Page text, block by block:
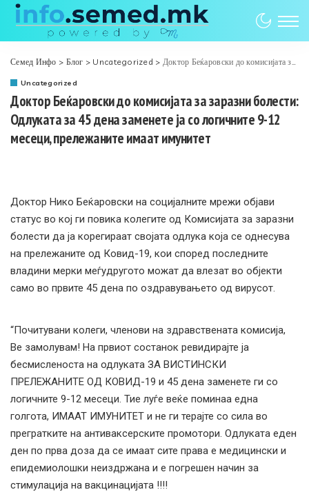
Семед Инфо > Блог > Uncategorized > Доктор Беќаровски до комисијата за заразни болести: Одлуката за 45 дена заменете ја со логичните 9-12 месеци, прележаните имаат имунитет
Uncategorized
Доктор Беќаровски до комисијата за заразни болести:
Одлуката за 45 дена заменете ја со логичните 9-12
месеци, прележаните имаат имунитет
Доктор Нико Беќаровски на социјалните мрежи објави
статус во кој ги повика колегите од Комисијата за заразни
болести да ја корегираат својата одлука која се однесува
на прележаните од Ковид-19, кои според последните
владини мерки меѓудругото можат да влезат во објекти
само во првите 45 дена по оздравувањето од вирусот.
“Почитувани колеги, членови на здравствената комисија,
Ве замолувам! На првиот состанок ревидирајте ја
бесмисленоста на одлуката ЗА ВИСТИНСКИ
ПРЕЛЕЖАНИТЕ ОД КОВИД-19 и 45 дена заменете ги со
логичните 9-12 месеци. Тие луѓе веќе поминаа една
голгота, ИМААТ ИМУНИТЕТ и не ги терајте со сила во
прегратките на антиваксерските промотори. Одлуката еден
ден по прва доза да се имаат сите права е медицински и
епидемиолошки неиздржана и е погрешен начин за
стимулација на вакцинацијата !!!!